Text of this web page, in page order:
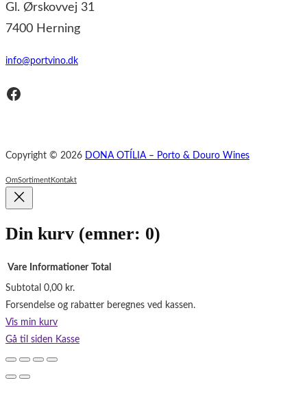
Gl. Ørskovvej 31
7400 Herning
info@portvino.dk
Facebook
Copyright © 2026 DONA OTÍLIA – Porto & Douro Wines
OmSortimentKontakt
Din kurv (emner: 0)
Varer
i
indkøbskurv
Vare Informationer Total
Subtotal 0,00 kr.
Forsendelse og rabatter beregnes ved kassen.
Vis min kurv
Gå til siden Kasse